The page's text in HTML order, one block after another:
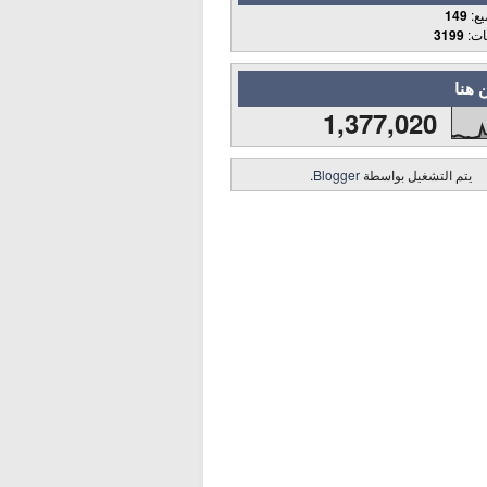
149
3199
هنا
1,377,020
يتم التشغيل بواسطة Blogger
.